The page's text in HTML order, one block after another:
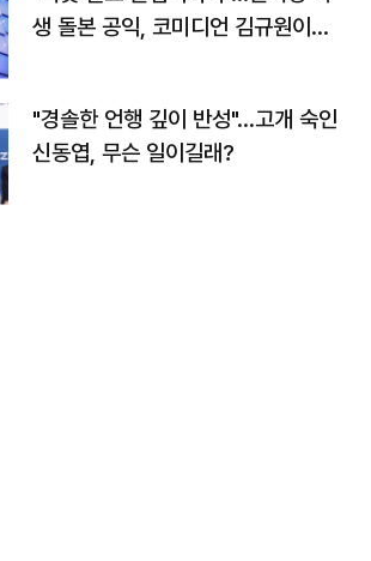
생 돌본 공익, 코미디언 김규원이었
"경솔한 언행 깊이 반성"…고개 숙인
신동엽, 무슨 일이길래?